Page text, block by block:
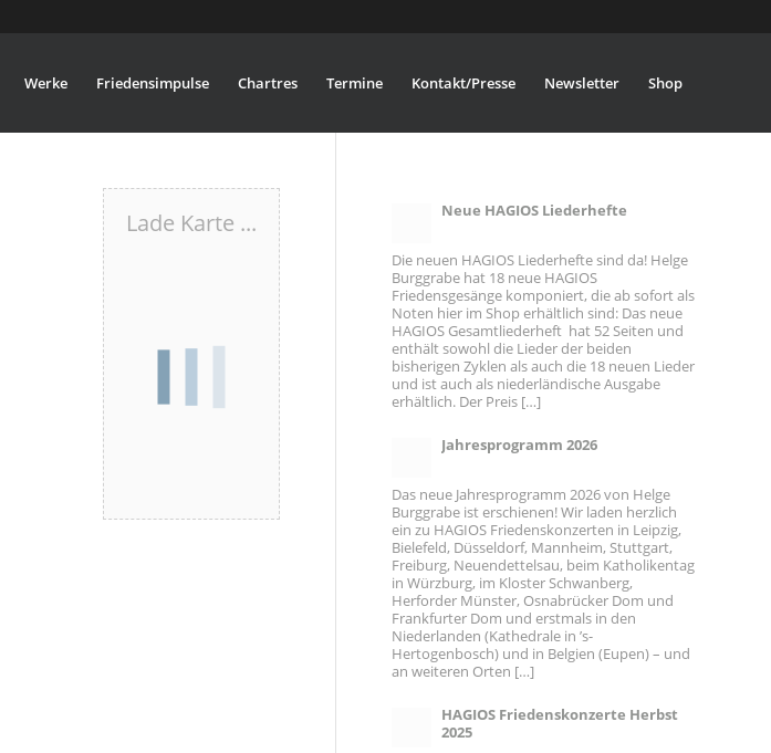
Werke Friedensimpulse Chartres Termine Kontakt/Presse Newsletter Shop
Lade Karte ... Neue HAGIOS Liederhefte
Die neuen HAGIOS Liederhefte sind da! Helge
Burggrabe hat 18 neue HAGIOS
Friedensgesänge komponiert, die ab sofort als
Noten hier im Shop erhältlich sind: Das neue
HAGIOS Gesamtliederheft hat 52 Seiten und
enthält sowohl die Lieder der beiden
bisherigen Zyklen als auch die 18 neuen Lieder
und ist auch als niederländische Ausgabe
erhältlich. Der Preis […]
Jahresprogramm 2026
Das neue Jahresprogramm 2026 von Helge
Burggrabe ist erschienen! Wir laden herzlich
ein zu HAGIOS Friedenskonzerten in Leipzig,
Bielefeld, Düsseldorf, Mannheim, Stuttgart,
Freiburg, Neuendettelsau, beim Katholikentag
in Würzburg, im Kloster Schwanberg,
Herforder Münster, Osnabrücker Dom und
Frankfurter Dom und erstmals in den
Niederlanden (Kathedrale in ’s-
Hertogenbosch) und in Belgien (Eupen) – und
an weiteren Orten […]
HAGIOS Friedenskonzerte Herbst
2025